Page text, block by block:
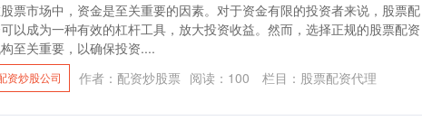
票市场中，资金是至关重要的因素。对于资金有限的投资者来说，股票配
以成为一种有效的杠杆工具，放大投资收益。然而，选择正规的股票配资
至关重要，以确保投资....
资炒股公司 作者：配资炒股票 阅读： 100 栏目： 股票配资代理